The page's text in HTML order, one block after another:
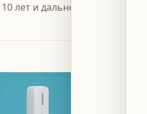
лет и дальностью связи